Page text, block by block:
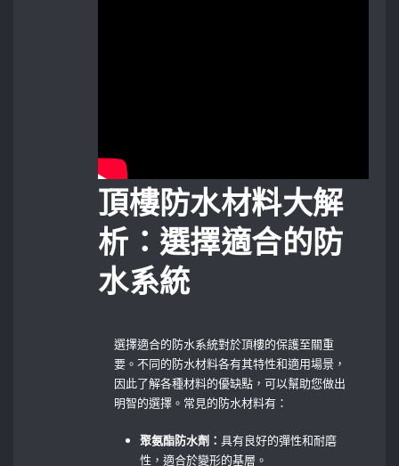
頂樓防水材料大解
析：選擇適合的防
水系統
選擇適合的防水系統對於頂樓的保護至關重
要。不同的防水材料各有其特性和適用場景，
因此了解各種材料的優缺點，可以幫助您做出
明智的選擇。常見的防水材料有：
聚氨酯防水劑：具有良好的彈性和耐磨
性，適合於變形的基層。